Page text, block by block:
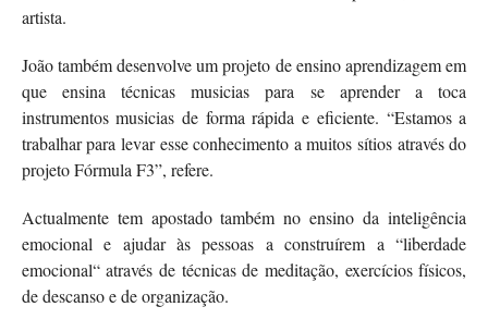
artista.
João também desenvolve um projeto de ensino aprendizagem em
que ensina técnicas musicias para se aprender a toca
instrumentos musicias de forma rápida e eficiente. “Estamos a
trabalhar para levar esse conhecimento a muitos sítios através do
projeto Fórmula F3”, refere.
Actualmente tem apostado também no ensino da inteligência
emocional e ajudar às pessoas a construírem a “liberdade
emocional“ através de técnicas de meditação, exercícios físicos,
de descanso e de organização.